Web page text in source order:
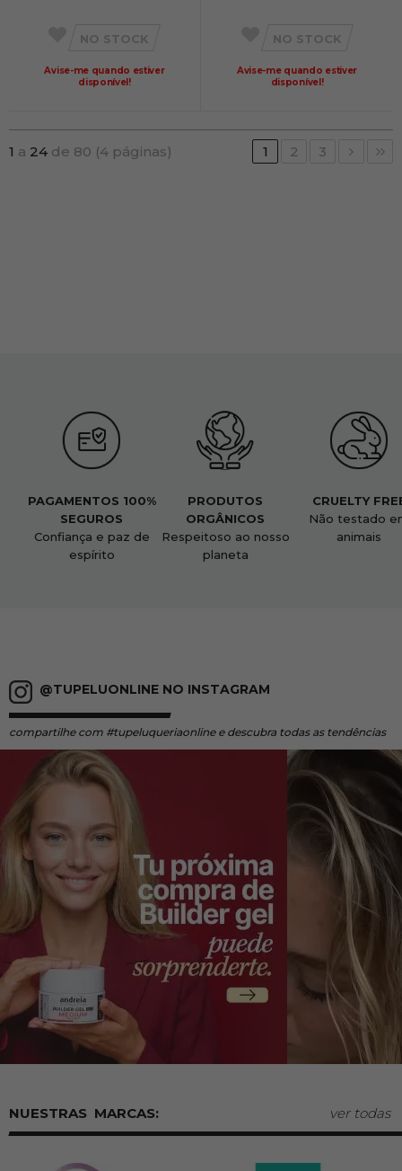
NO STOCK
Avise-me quando estiver
disponível!
NO STOCK
Avise-me quando estiver
disponível!
1 a 24 de 80 (4 páginas) 1 2 3
PAGAMENTOS 100%
SEGUROS
Confiança e paz de
espírito
PRODUTOS
ORGÂNICOS
Respeitoso ao nosso
planeta
CRUELTY
Não testado
animais
@TUPELUONLINE NO INSTAGRAM
compartilhe com #tupeluqueriaonline e descubra todas as tendências
MARCAS: ver todas